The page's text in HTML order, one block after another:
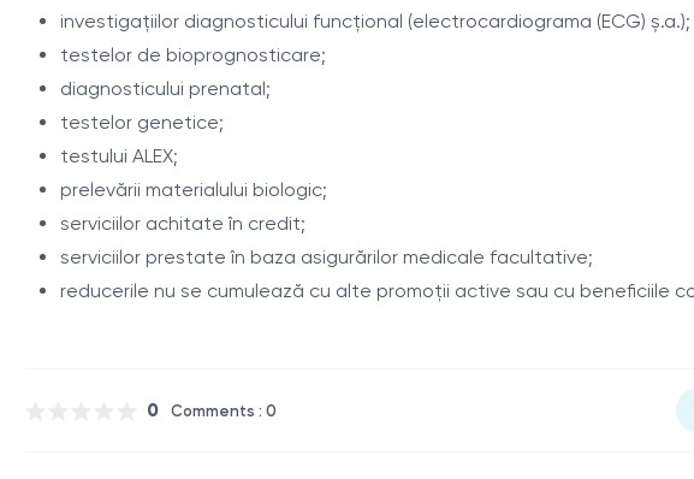
investigațiilor diagnosticului funcțional (electrocardiograma (ECG) ș.a.);
testelor de bioprognosticare;
diagnosticului prenatal;
testelor genetice;
testului ALEX;
prelevării materialului biologic;
serviciilor achitate în credit;
serviciilor prestate în baza asigurărilor medicale facultative;
reducerile nu se cumulează cu alte promoții active sau cu beneficiile
0 Comments : 0